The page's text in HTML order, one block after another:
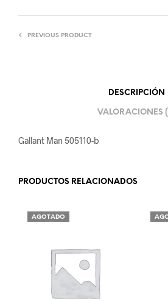
PREVIOUS PRODUCT
DESCRIPCIÓN
VALORACIONES
Gallant Man 505110-b
PRODUCTOS RELACIONADOS
AGOTADO